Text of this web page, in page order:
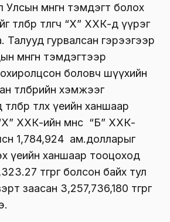
Улсын мөнгөн тэмдэгт болох
төлбөр төлөгч “Х” ХХК-д үүрэг
Талууд гурвалсан гэрээгээр
мөнгөн тэмдэгтээр
боловч шүүхийн
төлбөрийн хэмжээг
төлөх үеийн ханшаар
ХХК-ийн өмнөөс “Б” ХХК-
1,784,924 ам.долларыг
үеийн ханшаар тооцоход
төгрөг болсон байх тул
заасан 3,257,736,180 төгрөг